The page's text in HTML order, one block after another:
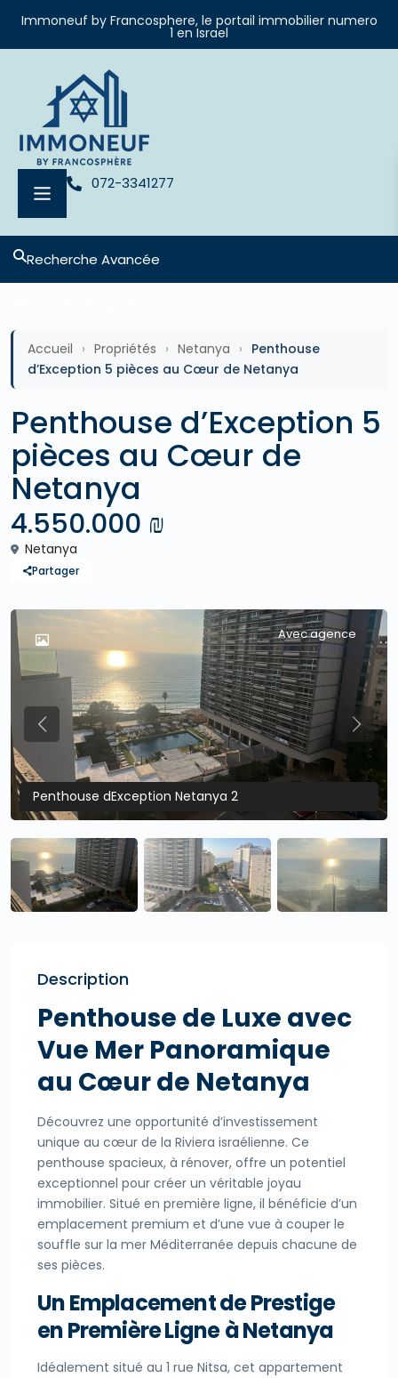
Immoneuf by Francosphere, le portail immobilier numero
1 en Israel
072-3341277
Recherche Avancée
Accueil › Propriétés › Netanya › Penthouse
d’Exception 5 pièces au Cœur de Netanya
Penthouse d’Exception 5
pièces au Cœur de
Netanya
4.550.000 ₪
Netanya
Partager
Avec agence
Penthouse dException Netanya 2
Previous
Description
Penthouse de Luxe avec
Vue Mer Panoramique
au Cœur de Netanya
Découvrez une opportunité d’investissement
unique au cœur de la Riviera israélienne. Ce
penthouse spacieux, à rénover, offre un potentiel
exceptionnel pour créer un véritable joyau
immobilier. Situé en première ligne, il bénéficie d’un
emplacement premium et d’une vue à couper le
souffle sur la mer Méditerranée depuis chacune de
ses pièces.
Un Emplacement de Prestige
en Première Ligneà Netanya
Idéalement situé au 1 rue Nitsa, cet appartement